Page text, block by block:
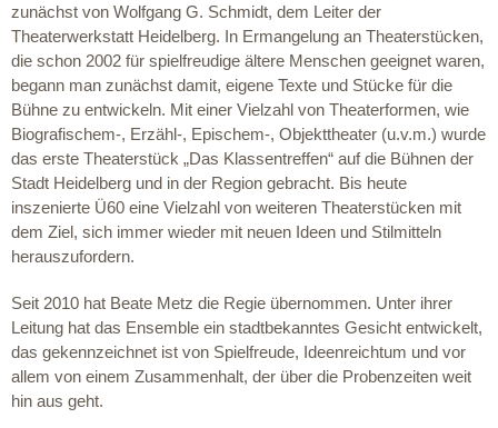
zunächst von Wolfgang G. Schmidt, dem Leiter der
Theaterwerkstatt Heidelberg. In Ermangelung an Theaterstücken,
die schon 2002 für spielfreudige ältere Menschen geeignet waren,
begann man zunächst damit, eigene Texte und Stücke für die
Bühne zu entwickeln. Mit einer Vielzahl von Theaterformen, wie
Biografischem-, Erzähl-, Epischem-, Objekttheater (u.v.m.) wurde
das erste Theaterstück „Das Klassentreffen“ auf die Bühnen der
Stadt Heidelberg und in der Region gebracht. Bis heute
inszenierte Ü60 eine Vielzahl von weiteren Theaterstücken mit
dem Ziel, sich immer wieder mit neuen Ideen und Stilmitteln
herauszufordern.
Seit 2010 hat Beate Metz die Regie übernommen. Unter ihrer
Leitung hat das Ensemble ein stadtbekanntes Gesicht entwickelt,
das gekennzeichnet ist von Spielfreude, Ideenreichtum und vor
allem von einem Zusammenhalt, der über die Probenzeiten weit
hin aus geht.